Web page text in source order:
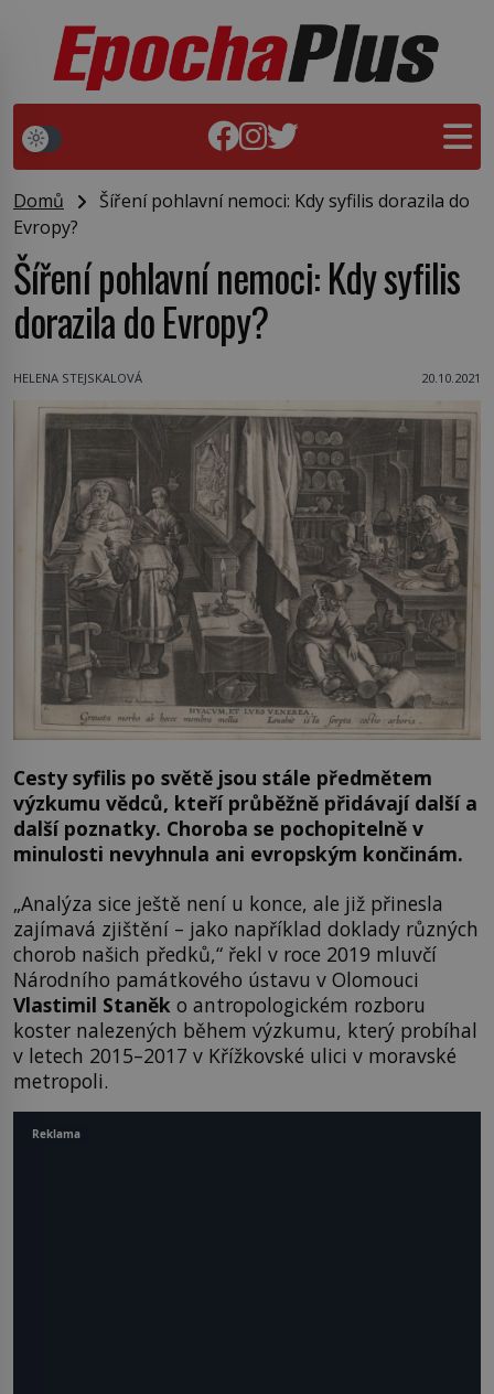
Domů
Šíření pohlavní nemoci: Kdy syfilis dorazila do
Evropy?
Šíření pohlavní nemoci: Kdy syfilis
dorazila do Evropy?
HELENA STEJSKALOVÁ 20.10.2021
Cesty syfilis po světě jsou stále předmětem
výzkumu vědců, kteří průběžně přidávají další a
další poznatky. Choroba se pochopitelně v
minulosti nevyhnula ani evropským končinám.
„Analýza sice ještě není u konce, ale již přinesla
zajímavá zjištění – jako například doklady různých
chorob našich předků,“ řekl v roce 2019 mluvčí
Národního památkového ústavu v Olomouci
Vlastimil Staněk o antropologickém rozboru
koster nalezených během výzkumu, který probíhal
v letech 2015–2017 v Křížkovské ulici v moravské
metropoli.
Reklama